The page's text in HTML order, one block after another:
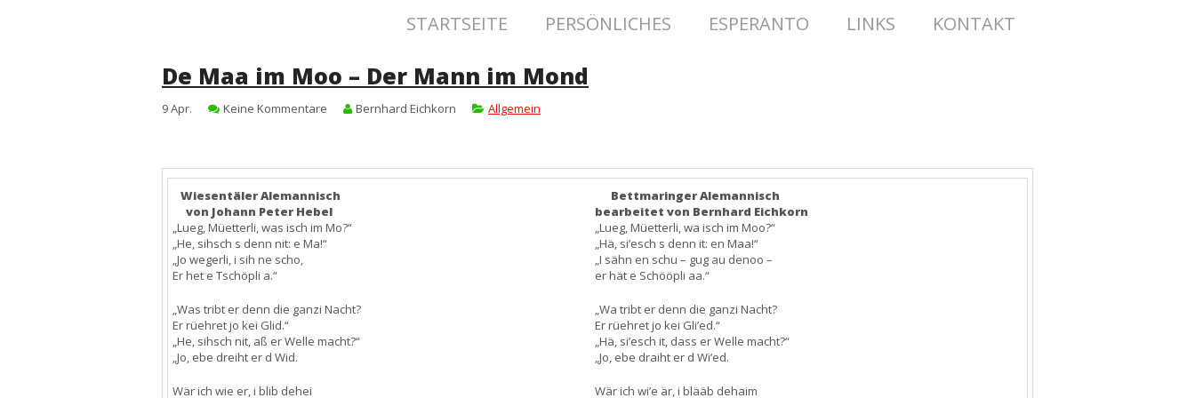
STARTSEITE PERSÖNLICHES ESPERANTO LINKS KONTAKT
De Maa im Moo – Der Mann im Mond
9Apr. Keine Kommentare Bernhard Eichkorn Allgemein
Wiesentäler Alemannisch
von Johann Peter Hebel
„Lueg, Müetterli, was isch im Mo?“
„He, sihsch s denn nit: e Ma!“
„Jo wegerli, i sih ne scho,
Er het e Tschöpli a.“
„Was tribt er denn die ganzi Nacht?
Er rüehret jo kei Glid.“
„He, sihsch nit, aß er Welle macht?“
„Jo, ebe dreiht er d Wid.
Wär ich wie er, i blib dehei
Bettmaringer Alemannisch
bearbeitet von Bernhard Eichkorn
„Lueg, Müetterli, wa isch im Moo?“
„Hä, si’esch s denn it: en Maa!“
„I sähn en schu – gug au denoo –
er hät e Schööpli aa.“
„Wa tribt er denn die ganzi Nacht?
Er rüehret jo kei Gli’ed.“
„Hä, si’esch it, dass er Welle macht?“
„Jo, ebe draiht er d Wi’ed.
Wär ich wi’e är, i blääb dehaim